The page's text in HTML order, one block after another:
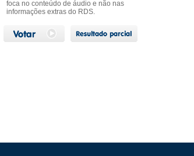
foca no conteúdo de áudio e não nas
informações extras do RDS.